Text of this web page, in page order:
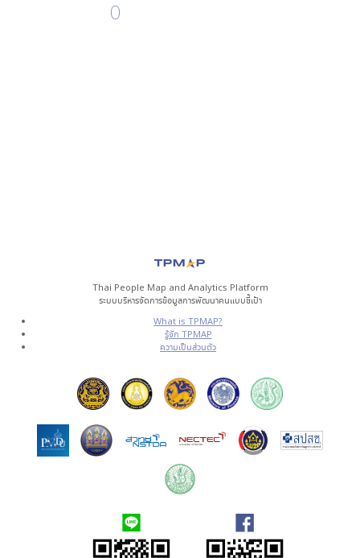
0
Thai People Map and Analytics Platform
ระบบบริหารจัดการข้อมูลการพัฒนาคนแบบชี้เป้า
What is TPMAP?
รู้จัก TPMAP
ความเป็นส่วนตัว